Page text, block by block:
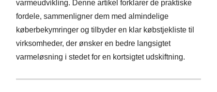
varmeudvikling. Denne artikel forklarer de praktiske
fordele, sammenligner dem med almindelige
køberbekymringer og tilbyder en klar købstjekliste til
virksomheder, der ønsker en bedre langsigtet
varmeløsning i stedet for en kortsigtet udskiftning.